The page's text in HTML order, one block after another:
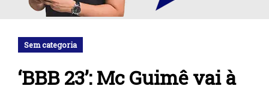
Sem categoria
‘BBB 23’: Mc Guimê vai à